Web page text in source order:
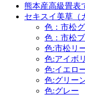
熊本産高級畳表
セキスイ美草（
色：市松
色：市松
色:市松リ
色:アイボ
色:イエロ
色:グリー
色:グレー